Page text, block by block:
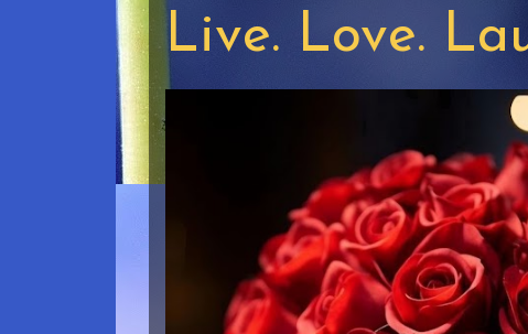
Live. Love.